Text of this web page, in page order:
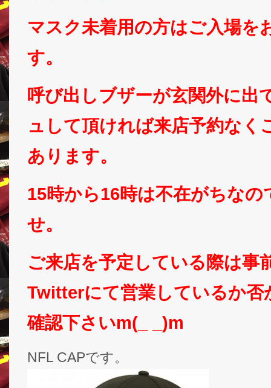
マスク未着用の方はご入場を
す。
呼び出しブザーが玄関外に出
ュして頂ければ来店予約なく
あります。
15時から16時は不在がちなの
せ。
ご来店を予定している際は事
Twitterにて営業しているか否
確認下さいm(_ _)m
NFL CAPです。